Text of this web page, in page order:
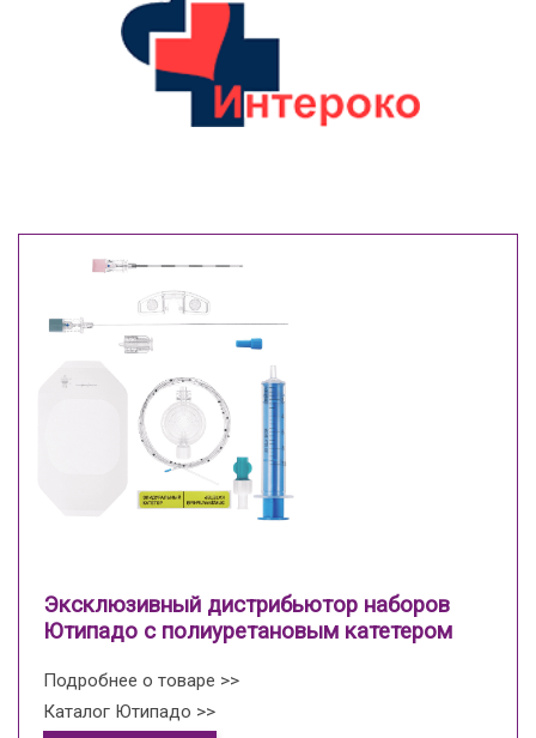
Эксклюзивный дистрибьютор наборов
Ютипадо с полиуретановым катетером
Подробнее о товаре >>
Каталог Ютипадо >>